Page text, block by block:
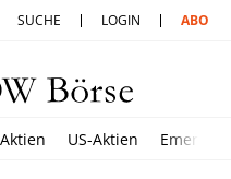
SUCHE LOGIN ABO
US-Aktien